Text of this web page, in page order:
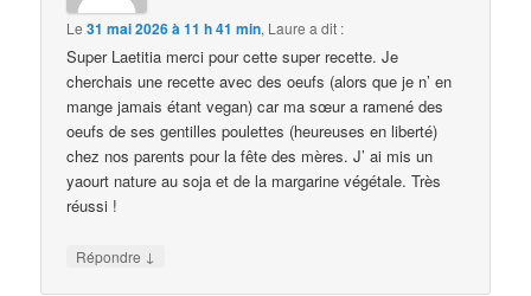
Le31 mai 2026 à 11 h 41 min, Laure a dit :
Super Laetitia merci pour cette super recette. Je
cherchais une recette avec des oeufs (alors que je n’ en
mange jamais étant vegan) car ma sœur a ramené des
oeufs de ses gentilles poulettes (heureuses en liberté)
chez nos parents pour la fête des mères. J’ ai mis un
yaourt nature au soja et de la margarine végétale. Très
réussi !
Répondre ↓